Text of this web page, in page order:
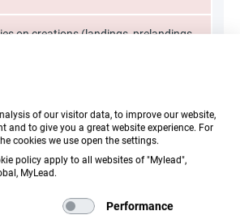
on creations (landings, prelandings,
Escritorio
of our visitor data, to improve our website,
and to give you a great website experience. For
cookies we use open the settings.
policy apply to all websites of "Mylead",
MyLead.
Performance